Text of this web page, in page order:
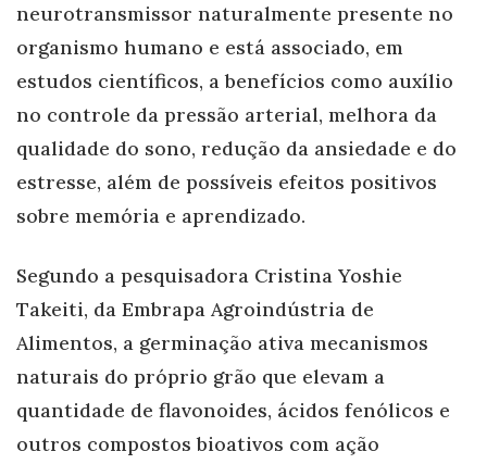
neurotransmissor naturalmente presente no
organismo humano e está associado, em
estudos científicos, a benefícios como auxílio
no controle da pressão arterial, melhora da
qualidade do sono, redução da ansiedade e do
estresse, além de possíveis efeitos positivos
sobre memória e aprendizado.
Segundo a pesquisadora Cristina Yoshie
Takeiti, da Embrapa Agroindústria de
Alimentos, a germinação ativa mecanismos
naturais do próprio grão que elevam a
quantidade de flavonoides, ácidos fenólicos e
outros compostos bioativos com ação